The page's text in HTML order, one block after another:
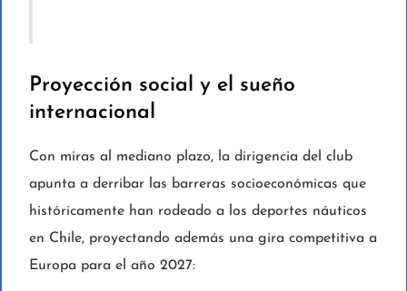
Proyección social y el sueño
internacional
Con miras al mediano plazo, la dirigencia del club
apunta a derribar las barreras socioeconómicas que
históricamente han rodeado a los deportes náuticos
en Chile, proyectando además una gira competitiva a
Europa para el año 2027: